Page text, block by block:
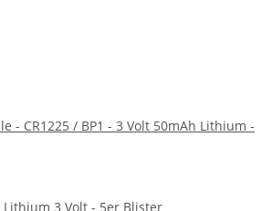
- CR1225 / BP1 - 3 Volt 50mAh Lithium -